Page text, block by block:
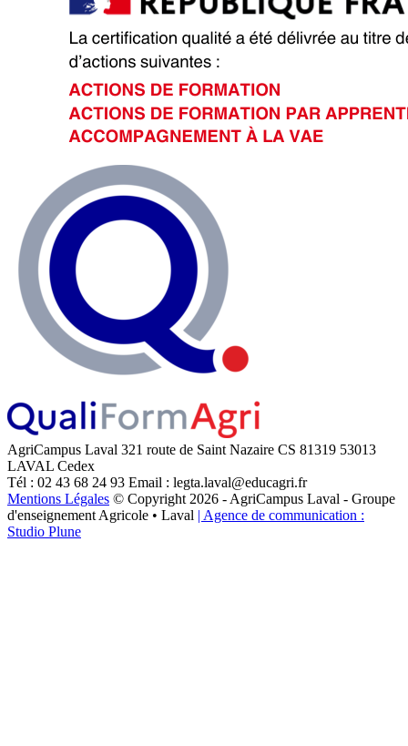
AgriCampus Laval 321 route de Saint Nazaire CS 81319 53013
LAVAL Cedex
Tél : 02 43 68 24 93 Email : legta.laval@educagri.fr
Mentions Légales © Copyright 2026 - AgriCampus Laval - Groupe
d'enseignement Agricole • Laval | Agence de communication :
Studio Plune